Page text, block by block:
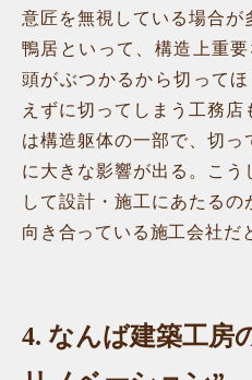
意匠を無視している場合が
鴨居といって、構造上重
頭がぶつかるから切って
えずに切ってしまう工務
は構造躯体の一部で、切
に大きな影響が出る。こう
して設計・施工にあたる
向き合っている施工会社だ
4. なんば建築工房